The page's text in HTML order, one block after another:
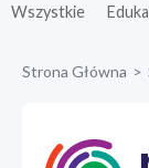
Wszystkie
Strona Główna >